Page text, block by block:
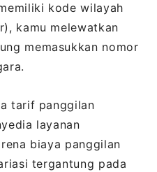
kode wilayah
kamu melewatkan
memasukkan nomor
tarif panggilan
layanan
biaya panggilan
tergantung pada